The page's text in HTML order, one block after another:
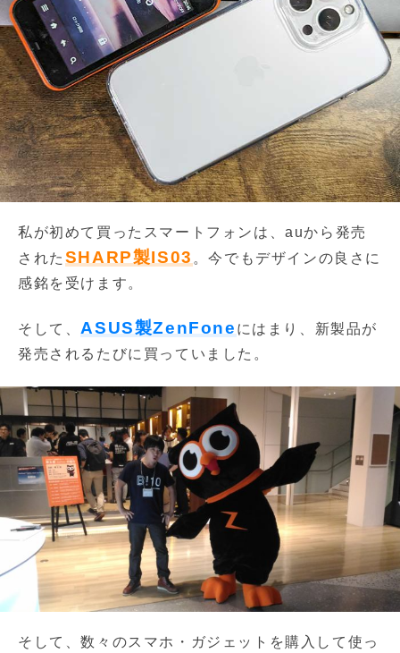
私が初めて買ったスマートフォンは、auから発売
された SHARP製IS03 。今でもデザインの良さに
感銘を受けます。
そして、 ASUS製ZenFone にはまり、新製品が
発売されるたびに買っていました。
そして、数々のスマホ・ガジェットを購入して使っ